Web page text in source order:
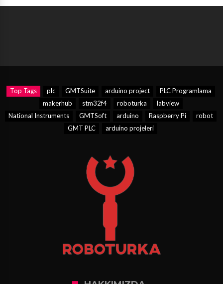
Top Tags plc GMTSuite arduino project
PLC Programlama
makerhub
stm32f4 roboturka
labview
National Instruments
GMTSoft arduino Raspberry Pi
robot
GMT PLC
arduino projeleri